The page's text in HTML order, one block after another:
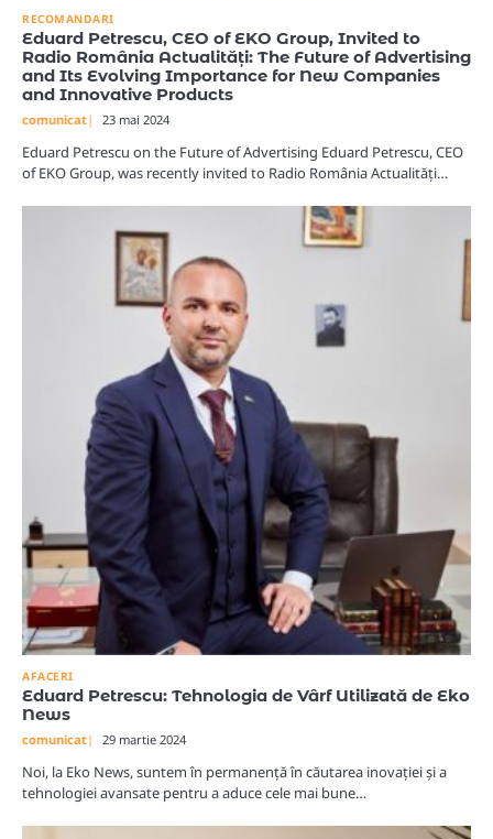
RECOMANDARI
Eduard Petrescu, CEO of EKO Group, Invited to
Radio România Actualități: The Future of Advertising
and Its Evolving Importance for New Companies
and Innovative Products
comunicat 23 mai 2024
Eduard Petrescu on the Future of Advertising Eduard Petrescu, CEO
of EKO Group, was recently invited to Radio România Actualități…
AFACERI
Eduard Petrescu: Tehnologia de Vârf Utilizată de Eko
News
comunicat 29 martie 2024
Noi, la Eko News, suntem în permanență în căutarea inovației și a
tehnologiei avansate pentru a aduce cele mai bune…